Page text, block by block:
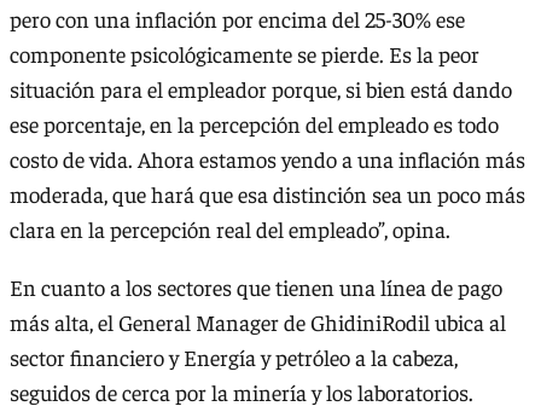
pero con una inflación por encima del 25-30% ese
componente psicológicamente se pierde. Es la peor
situación para el empleador porque, si bien está dando
ese porcentaje, en la percepción del empleado es todo
costo de vida. Ahora estamos yendo a una inflación más
moderada, que hará que esa distinción sea un poco más
clara en la percepción real del empleado”, opina.
En cuanto a los sectores que tienen una línea de pago
más alta, el General Manager de GhidiniRodil ubica al
sector financiero y Energía y petróleo a la cabeza,
seguidos de cerca por la minería y los laboratorios.